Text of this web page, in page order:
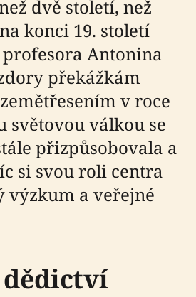
dvě století, než
konci 19. století
Antonina
překážkám
v roce
světovou válkou se
přizpůsobovala a
si svou roli centra
výzkum a veřejné
dědictví